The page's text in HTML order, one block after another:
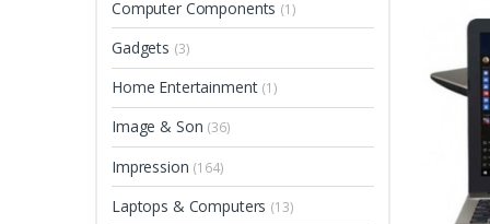
Computer Components (1)
Gadgets (3)
Home Entertainment (1)
Image & Son (36)
Impression (164)
Laptops & Computers (13)